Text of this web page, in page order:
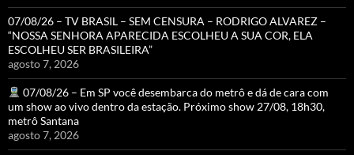
07/08/26 – TV BRASIL – SEM CENSURA – RODRIGO ALVAREZ –
“NOSSA SENHORA APARECIDA ESCOLHEU A SUA COR, ELA
ESCOLHEU SER BRASILEIRA”
agosto 7, 2026
07/08/26 – Em SP você desembarca do metrô e dá de cara com
um show ao vivo dentro da estação. Próximo show 27/08, 18h30,
metrô Santana
agosto 7, 2026